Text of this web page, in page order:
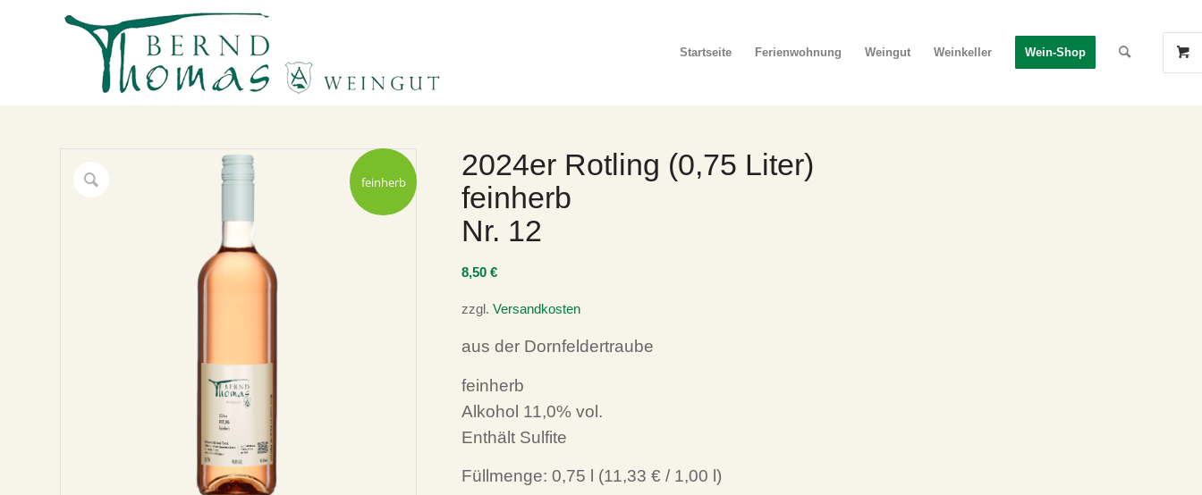
Startseite Ferienwohnung Weingut Weinkeller Wein-Shop
feinherb
2024er Rotling (0,75 Liter)
feinherb
Nr. 12
8,50€
zzgl.Versandkosten
aus der Dornfeldertraube
feinherb
Alkohol 11,0% vol.
Enthält Sulfite
Füllmenge: 0,75 l (11,33 € / 1,00 l)